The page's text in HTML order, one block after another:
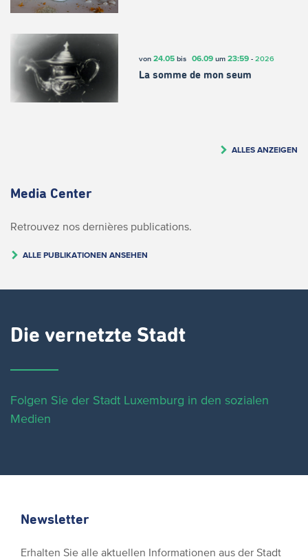
von 24.05bis 06.09um 23:59- 2026
La somme de mon seum
ALLES ANZEIGEN
Media Center
Retrouvez nos dernières publications.
ALLE PUBLIKATIONEN ANSEHEN
Die vernetzte Stadt
Folgen Sie der Stadt Luxemburg in den sozialen
Medien
Newsletter
Erhalten Sie alle aktuellen Informationen aus der Stadt